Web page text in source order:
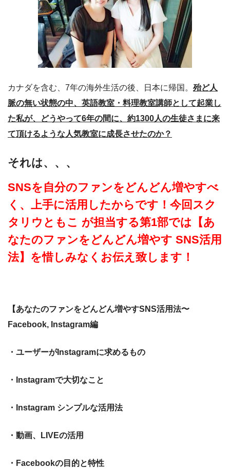
カナダを含む、7年の海外生活の後、日本に帰国。 殆ど人
脈の無い状態の中、英語教室・料理教室講師として起業し
た私が、どうやって6年の間に、約1300人の生徒さまに来
て頂けるような人気教室に成長させたのか？
それは、、、
SNSを自分のファンをどんどん増やすべ
く、上手に活用したからです！今回スク
タリウともこ が担当する第1部では【あ
なたのファンをどんどん増やす SNS活用
法】を惜しみなくお伝え致します！
【あなたのファンをどんどん増やすSNS活用法〜
Facebook, Instagram編
・ユーザーがInstagramに求めるもの
・Instagramで大切なこと
・Instagram シンプルな活用法
・動画、LIVEの活用
・Facebookの目的と特性